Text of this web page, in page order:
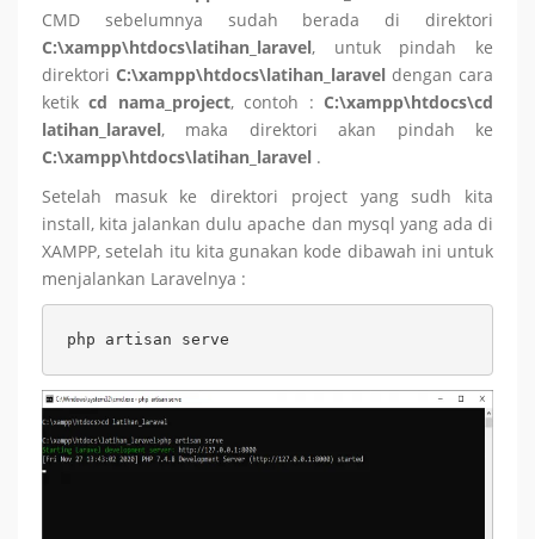
CMD sebelumnya sudah berada di direktori
C:\xampp\htdocs\latihan_laravel, untuk pindah ke
direktori C:\xampp\htdocs\latihan_laravel dengan cara
ketikcd nama_project, contoh : C:\xampp\htdocs\cd
latihan_laravel, maka direktori akan pindah ke
C:\xampp\htdocs\latihan_laravel .
Setelah masuk ke direktori project yang sudh kita
install, kita jalankan dulu apache dan mysql yang ada di
XAMPP, setelah itu kita gunakan kode dibawah ini untuk
menjalankan Laravelnya :
php artisan serve